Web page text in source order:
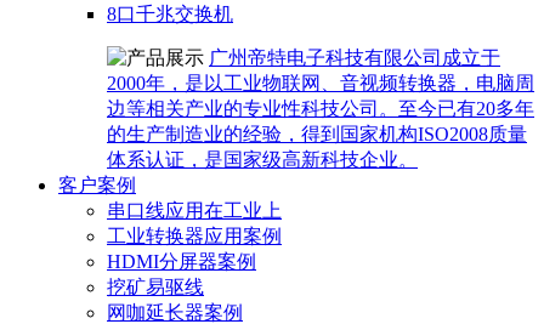
8口千兆交换机
广州帝特电子科技有限公司成立于
2000年，是以工业物联网、音视频转换器，电脑周
边等相关产业的专业性科技公司。至今已有20多年
的生产制造业的经验，得到国家机构ISO2008质量
体系认证，是国家级高新科技企业。
客户案例
串口线应用在工业上
工业转换器应用案例
HDMI分屏器案例
挖矿易驱线
网咖延长器案例